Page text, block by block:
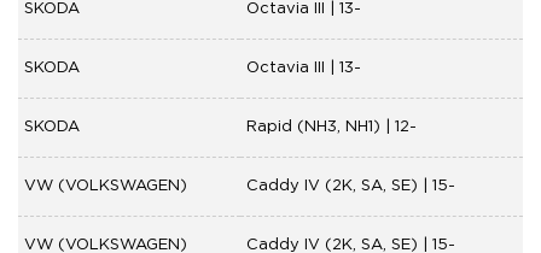
SKODA Octavia III | 13-
SKODA Octavia III | 13-
SKODA Rapid (NH3, NH1) | 12-
VW (VOLKSWAGEN) Caddy IV (2K, SA, SE) | 15-
VW (VOLKSWAGEN) Caddy IV (2K, SA, SE) | 15-